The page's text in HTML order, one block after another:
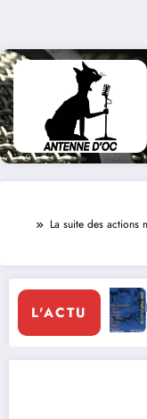
La suite des actions
L'ACTU
Expo Forum Lotois